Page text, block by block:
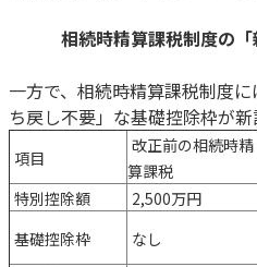
相続時精算課税制度の
一方で、相続時精算課税制度
ち戻し不要」な基礎控除枠が新
項目
改正前の相続時精
算課税
特別控除額
2,500万円
基礎控除枠
なし